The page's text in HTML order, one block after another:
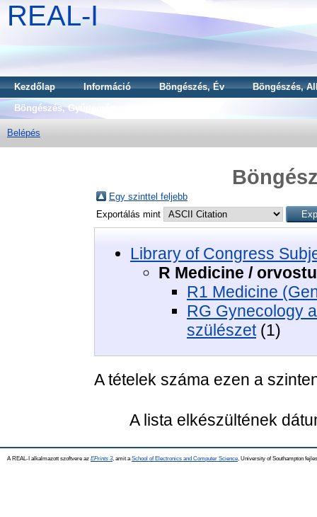
REAL-I
Kezdőlap Információ Böngészés, Év
Böngészés,
Böngészés, Gyűjtemény
Belépés
Egy szinttel feljebb
Exportálás mint
Library of Congress
R Medicine /
R1 Medicine
RG Gynecology
szülészet(1)
A tételek száma ezen a
A lista elkészültének
A REAL-I alkalmazott szoftvere az EPrints 3, amit a School of Electronics and Computer Science , University of Southampton